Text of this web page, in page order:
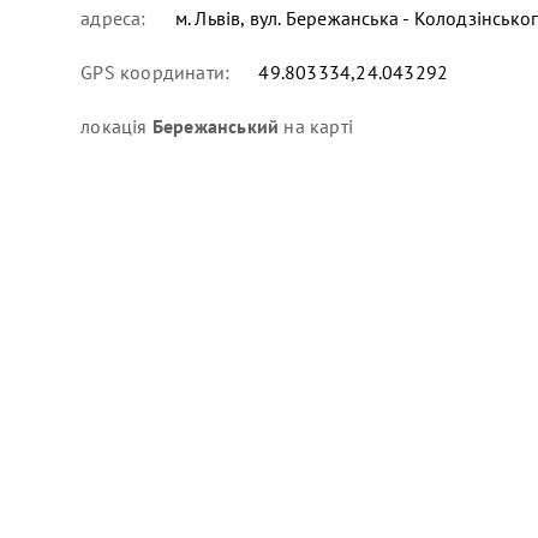
адреса: м. Львів, вул. Бережанська -
GPS координати: 49.803334,24.043292
локація Бережанський на карті